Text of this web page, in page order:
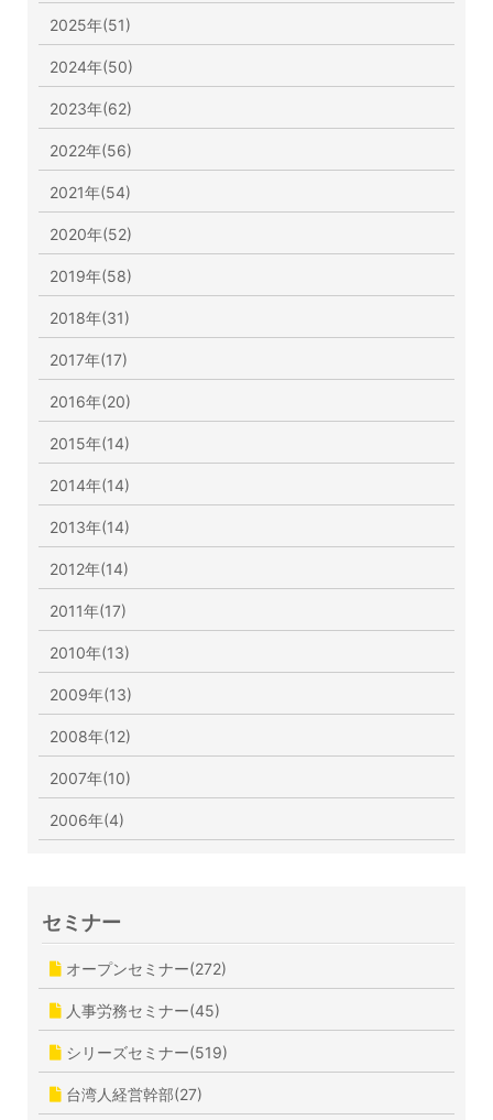
2025年(51)
2024年(50)
2023年(62)
2022年(56)
2021年(54)
2020年(52)
2019年(58)
2018年(31)
2017年(17)
2016年(20)
2015年(14)
2014年(14)
2013年(14)
2012年(14)
2011年(17)
2010年(13)
2009年(13)
2008年(12)
2007年(10)
2006年(4)
セミナー
オープンセミナー(272)
人事労務セミナー(45)
シリーズセミナー(519)
台湾人経営幹部(27)